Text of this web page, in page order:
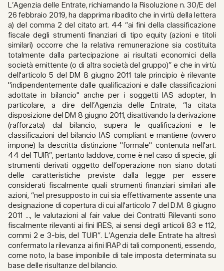
L’Agenzia delle Entrate, richiamando la Risoluzione n. 30/E del
26 febbraio 2019, ha dapprima ribadito che in virtù della lettera
a) del comma 2 del citato art. 44 “ai fini della classificazione
fiscale degli strumenti finanziari di tipo equity (azioni e titoli
similari) occorre che la relativa remunerazione sia costituita
totalmente dalla partecipazione ai risultati economici della
società emittente (o di altra società del gruppo)” e che in virtù
dell'articolo 5 del DM 8 giugno 2011 tale principio è rilevante
"indipendentemente dalle qualificazioni e dalle classificazioni
adottate in bilancio" anche per i soggetti IAS adopter, In
particolare, a dire dell’Agenzia delle Entrate, “la citata
disposizione del DM 8 giugno 2011, disattivando la derivazione
(rafforzata) dal bilancio, supera le qualificazioni e le
classificazioni del bilancio IAS compliant e mantiene (ovvero
impone) la descritta distinzione "formale" contenuta nell'art.
44 del TUIR”, pertanto laddove, come è nel caso di specie, gli
strumenti derivati oggetto dell’operazione non siano dotati
delle caratteristiche previste dalla legge per essere
considerati fiscalmente quali strumenti finanziari similari alle
azioni, “nel presupposto in cui sia effettivamente assente una
designazione di copertura di cui all'articolo 7 del D.M. 8 giugno
2011 …, le valutazioni al fair value dei Contratti Rilevanti sono
fiscalmente rilevanti ai fini IRES, ai sensi degli articoli 83 e 112,
commi 2 e 3-bis, del TUIR”. L’Agenzia delle Entrate ha altresì
confermato la rilevanza ai fini IRAP di tali componenti, essendo,
come noto, la base imponibile di tale imposta determinata su
base delle risultanze del bilancio.